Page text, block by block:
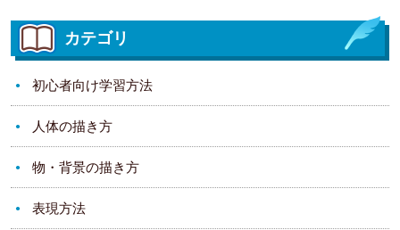
カテゴリ
初心者向け学習方法
人体の描き方
物・背景の描き方
表現方法